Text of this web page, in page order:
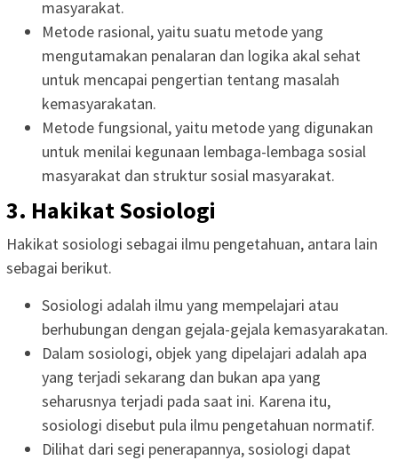
masyarakat.
Metode rasional, yaitu suatu metode yang
mengutamakan penalaran dan logika akal sehat
untuk mencapai pengertian tentang masalah
kemasyarakatan.
Metode fungsional, yaitu metode yang digunakan
untuk menilai kegunaan lembaga-lembaga sosial
masyarakat dan struktur sosial masyarakat.
3. Hakikat Sosiologi
Hakikat sosiologi sebagai ilmu pengetahuan, antara lain
sebagai berikut.
Sosiologi adalah ilmu yang mempelajari atau
berhubungan dengan gejala-gejala kemasyarakatan.
Dalam sosiologi, objek yang dipelajari adalah apa
yang terjadi sekarang dan bukan apa yang
seharusnya terjadi pada saat ini. Karena itu,
sosiologi disebut pula ilmu pengetahuan normatif.
Dilihat dari segi penerapannya, sosiologi dapat